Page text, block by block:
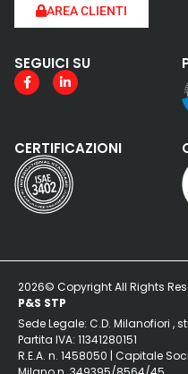
AREA CLIENTI
SEGUICI SU
CERTIFICAZIONI
2026© Copyright All Rights
P&S STP
Sede Legale: C.D. Milanofiori ,
Partita IVA: 11341280151
R.E.A. n. 1458050 | Capitale